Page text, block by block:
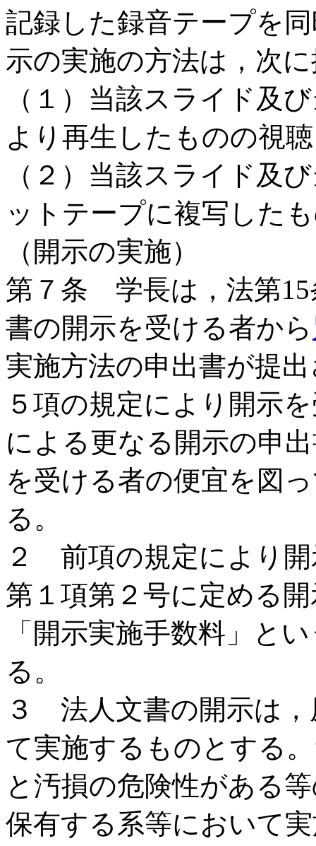
記録した録音テープを
示の実施の方法は，次
（１）当該スライド及
より再生したものの視聴
（２）当該スライド及
ットテープに複写した
（開示の実施）
第７条 学長は，法第15
書の開示を受ける者から
実施方法の申出書が提
５項の規定により開示
による更なる開示の申
を受ける者の便宜を図
る。
２ 前項の規定により
第１項第２号に定める
「開示実施手数料」と
る。
３ 法人文書の開示は，
て実施するものとする
と汚損の危険性がある
保有する系等において